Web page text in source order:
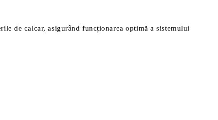
de calcar, asigurând funcționarea optimă a sistemului